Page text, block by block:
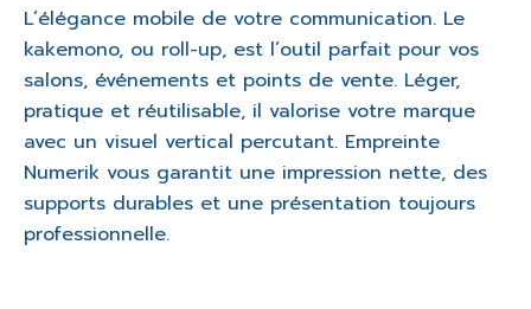
L’élégance mobile de votre communication. Le
kakemono, ou roll-up, est l’outil parfait pour vos
salons, événements et points de vente. Léger,
pratique et réutilisable, il valorise votre marque
avec un visuel vertical percutant. Empreinte
Numerik vous garantit une impression nette, des
supports durables et une présentation toujours
professionnelle.